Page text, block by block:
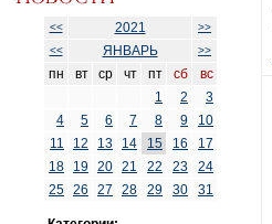
<< 2021
>>
<<
ЯНВАРЬ >>
пн вт ср чт пт сб
вс
1
2
3
4
5 6 7 8 9
10
11
12 13 14 15 16
17
18
19 20 21 22 23
24
25 26 27 28 29 30 31